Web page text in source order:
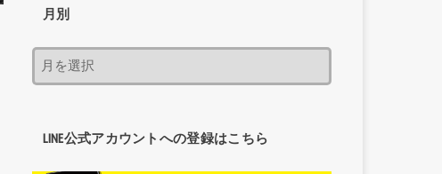
月別
LINE公式アカウントへの登録はこちら